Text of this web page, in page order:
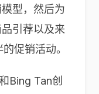
型，然后为
引荐以及来
促销活动。
Bing Tan创